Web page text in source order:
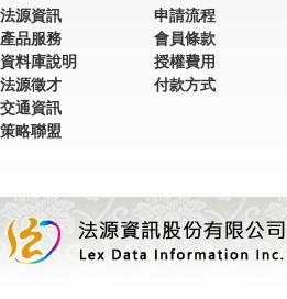
法源資訊
產品服務
資料庫說明
法源徵才
交通資訊
策略聯盟
申請流程
會員條款
授權費用
付款方式